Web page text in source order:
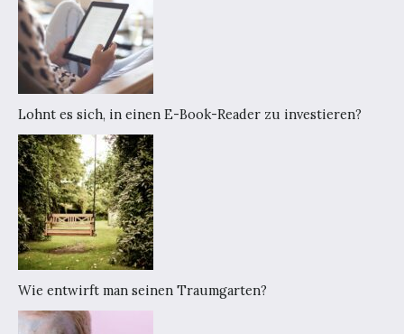
Lohnt es sich, in einen E-Book-Reader zu investieren?
Wie entwirft man seinen Traumgarten?